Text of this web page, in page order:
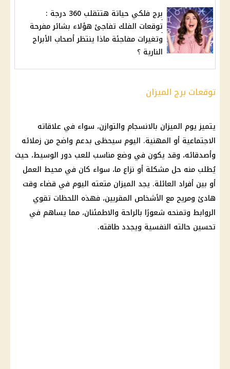
برج فلكي حياتة هتتقلب 360 درجة :
توقعات الفلك تفاجئ هؤلاء بشائر مفرحة
وتغيرات مفاجئة ماذا ينتظر أصحاب الأبراج
النارية ؟
توقعات برج الميزان
يتميزيوم الميزان بالانسجام والتوازن، سواء في علاقاته
الاجتماعية أو المهنية. اليوم سيحظى بدعم واضح من زملائه
وأصدقائه، وقد يكون في وضع مناسب للعب دور الوسيط، حيث
يُطلب منه حل مشكلة أو نزاع ما، سواء كان في محيط العمل
أو بين أفراد العائلة. يجد الميزان متعته اليوم في قضاء وقت
هادئ ومريح مع الأشخاص المقربين، فهذه اللحظات تقوي
الروابط وتمنحه شعورًا بالراحة والاطمئنان، مما يساهم في
تحسين حالته النفسية ويجدد طاقته.